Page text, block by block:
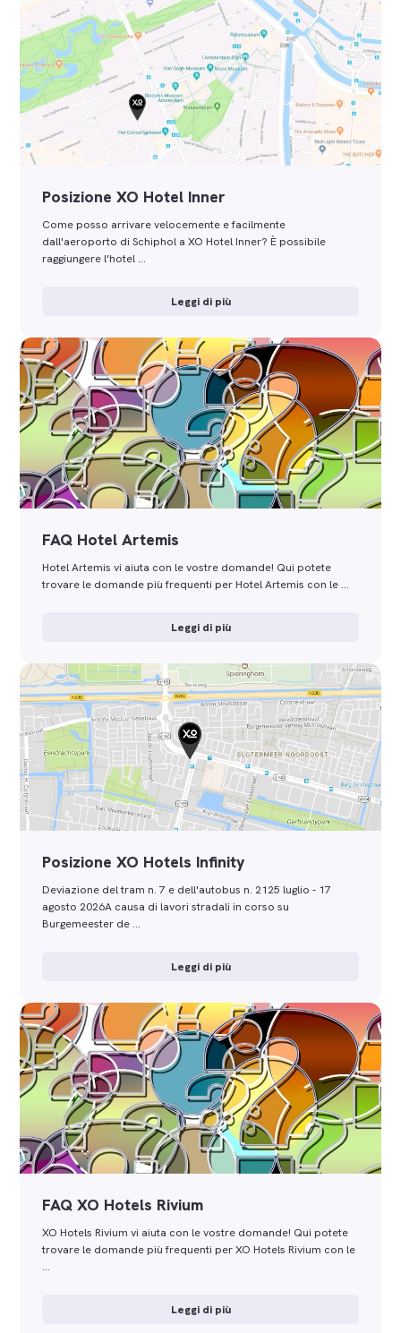
Posizione XO Hotel Inner
Come posso arrivare velocemente e facilmente
dall'aeroporto di Schiphol a XO Hotel Inner? È possibile
raggiungere l'hotel …
Leggi di più
FAQ Hotel Artemis
Hotel Artemis vi aiuta con le vostre domande! Qui potete
trovare le domande più frequenti per Hotel Artemis con le …
Leggi di più
Posizione XO Hotels Infinity
Deviazione del tram n. 7 e dell'autobus n. 2125 luglio - 17
agosto 2026A causa di lavori stradali in corso su
Burgemeester de …
Leggi di più
FAQ XO Hotels Rivium
XO Hotels Rivium vi aiuta con le vostre domande! Qui potete
trovare le domande più frequenti per XO Hotels Rivium con le
…
Leggi di più